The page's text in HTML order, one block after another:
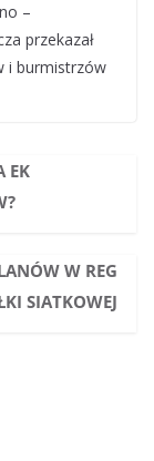
–
przekazał
i burmistrzów
EK
W REG
SIATKOWEJ